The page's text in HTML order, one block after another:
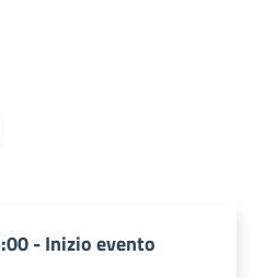
- Inizio evento